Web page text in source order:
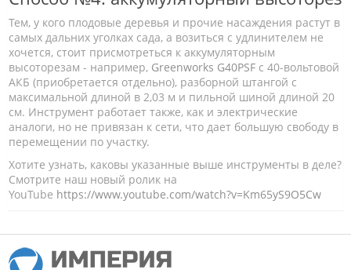
Тем, у кого плодовые деревья и прочие насаждения растут в
самых дальних уголках сада, а возиться с удлинителем не
хочется, стоит присмотреться к аккумуляторным
высоторезам - например, Greenworks G40PSF с 40-вольтовой
АКБ (приобретается отдельно), разборной штангой с
максимальной длиной в 2,03 м и пильной шиной длиной 20
см. Инструмент работает также, как и электрические
аналоги, но не привязан к сети, что дает большую свободу в
перемещении по участку.
Хотите узнать, каковы указанные выше инструменты в деле?
Смотрите наш новый ролик на
YouTube https://www.youtube.com/watch?v=Km65yS9O5Cw